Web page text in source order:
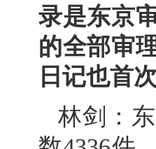
录是东京
的全部审
日记也首
林剑：